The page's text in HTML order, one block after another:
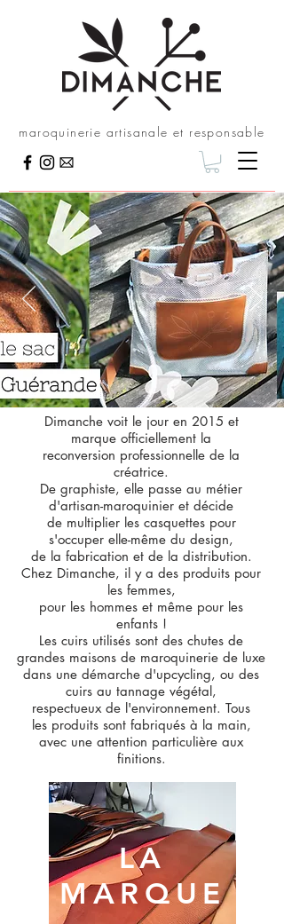
maroquinerie artisanale et responsable
Dimanche voit le jour en 2015 et
marque officiellement la
reconversion professionnelle de la
créatrice.
De graphiste, elle passe au métier
d'artisan-maroquinier et décide
de multiplier les casquettes pour
s'occuper elle-même du design,
de la fabrication et de la distribution.
Chez Dimanche, il y a des produits pour
les femmes,
pour les hommes et même pour les
enfants !
Les cuirs utilisés sont des chutes de
grandes maisons de maroquinerie de luxe
dans une démarche d'upcycling, ou des
cuirs au tannage végétal,
respectueux de l'environnement. Tous
les produits sont fabriqués à la main,
avec une attention particulière aux
finitions.
LA
MARQUE